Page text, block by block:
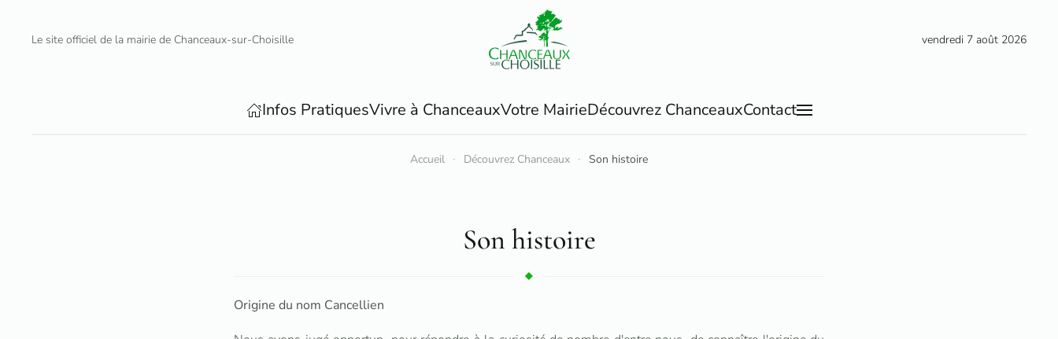
Accéder au contenu principal
Le site officiel de la mairie de Chanceaux-sur-Choisille vendredi 7 août 2026
Infos PratiquesVivre à ChanceauxVotre MairieDécouvrez ChanceauxContact
Accueil Découvrez Chanceaux Son histoire
Son histoire
Origine du nom Cancellien